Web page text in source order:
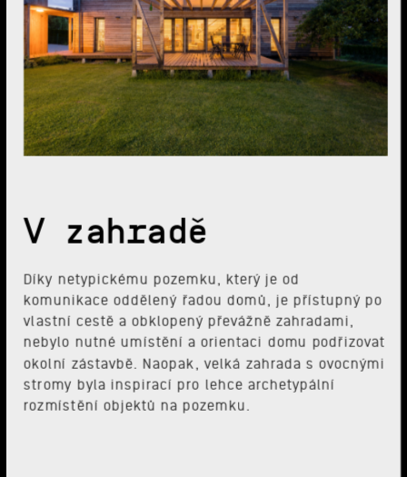
V zahradě
Díky netypickému pozemku, který je od
komunikace oddělený řadou domů, je přístupný po
vlastní cestě a obklopený převážně zahradami,
nebylo nutné umístění a orientaci domu podřizovat
okolní zástavbě. Naopak, velká zahrada s ovocnými
stromy byla inspirací pro lehce archetypální
rozmístění objektů na pozemku.